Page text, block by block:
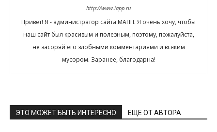
http://www.iapp.ru
Привет! Я - администратор сайта МАПП. Я очень хочу, чтобы
наш сайт был красивым и полезным, поэтому, пожалуйста,
не засоряй его злобными комментариями и всяким
мусором. Заранее, благодарна!
ЭТО МОЖЕТ БЫТЬ ИНТЕРЕСНО ЕЩЕ ОТ АВТОРА